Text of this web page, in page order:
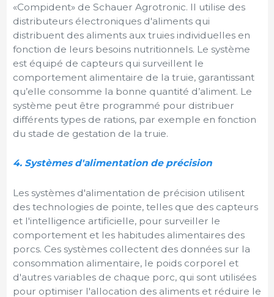
«Compident» de Schauer Agrotronic. Il utilise des
distributeurs électroniques d'aliments qui
distribuent des aliments aux truies individuelles en
fonction de leurs besoins nutritionnels. Le système
est équipé de capteurs qui surveillent le
comportement alimentaire de la truie, garantissant
qu’elle consomme la bonne quantité d’aliment. Le
système peut être programmé pour distribuer
différents types de rations, par exemple en fonction
du stade de gestation de la truie.
4. Systèmes d'alimentation de précision
Les systèmes d'alimentation de précision utilisent
des technologies de pointe, telles que des capteurs
et l'intelligence artificielle, pour surveiller le
comportement et les habitudes alimentaires des
porcs. Ces systèmes collectent des données sur la
consommation alimentaire, le poids corporel et
d'autres variables de chaque porc, qui sont utilisées
pour optimiser l'allocation des aliments et réduire le